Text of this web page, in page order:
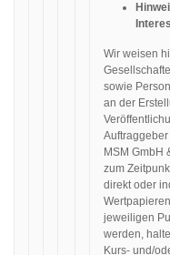
Wir weisen
sowie
an der
MSM GmbH
zum
direkt oder
jeweiligen
werden,
Kurs- und/